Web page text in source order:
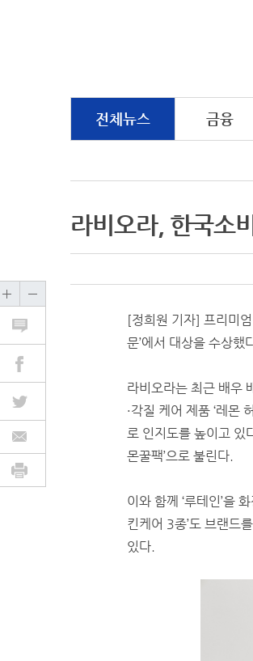
전체뉴스 금융
라비오라, 한국소
[정희원 기자] 프리미
문’에서 대상을 수상했
라비오라는 최근 배우
·각질 케어 제품 ‘레몬
로 인지도를 높이고 있
몬꿀팩’으로 불린다.
이와 함께 ‘루테인’을
킨케어 3종’도 브랜드
있다.